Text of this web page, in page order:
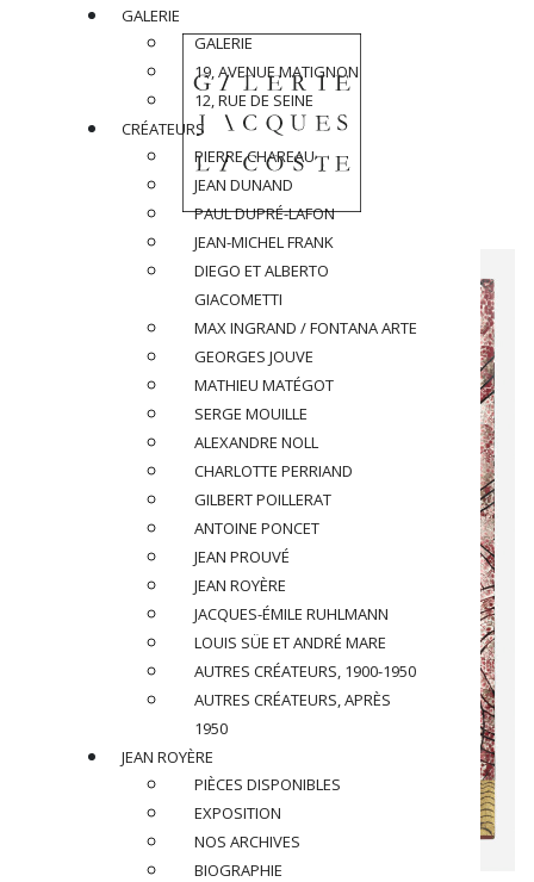
GALERIE
GALERIE
19, AVENUE MATIGNON
12, RUE DE SEINE
CRÉATEURS
PIERRE CHAREAU
JEAN DUNAND
PAUL DUPRÉ-LAFON
JEAN-MICHEL FRANK
DIEGO ET ALBERTO
GIACOMETTI
MAX INGRAND / FONTANA ARTE
GEORGES JOUVE
MATHIEU MATÉGOT
SERGE MOUILLE
ALEXANDRE NOLL
CHARLOTTE PERRIAND
GILBERT POILLERAT
ANTOINE PONCET
JEAN PROUVÉ
JEAN ROYÈRE
JACQUES-ÉMILE RUHLMANN
LOUIS SÜE ET ANDRÉ MARE
AUTRES CRÉATEURS, 1900-1950
AUTRES CRÉATEURS, APRÈS
1950
JEAN ROYÈRE
PIÈCES DISPONIBLES
EXPOSITION
NOS ARCHIVES
BIOGRAPHIE